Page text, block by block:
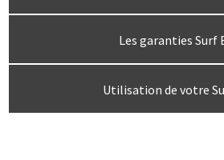
Les garanties Surf
Utilisation de votre